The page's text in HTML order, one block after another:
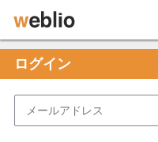
ログイン